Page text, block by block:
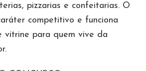
pizzarias e confeitarias. O
competitivo e funciona
vitrine para quem vive da